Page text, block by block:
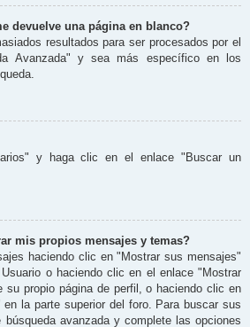
devuelve una página en blanco?
resultados para ser procesados por el
Avanzada" y sea más específico en los
y haga clic en el enlace "Buscar un
mis propios mensajes y temas?
haciendo clic en "Mostrar sus mensajes"
o haciendo clic en el enlace "Mostrar
su propio página de perfil, o haciendo clic en
la parte superior del foro. Para buscar sus
avanzada y complete las opciones